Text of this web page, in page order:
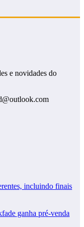
e novidades do
incluindo finais
ganha pré-venda